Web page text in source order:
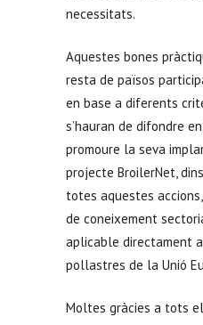
necessitats.
Aquestes bones
resta de països
en base a diferents
s’hauran de difondre
promoure la seva
projecte BroilerNet,
totes aquestes
de coneixement
aplicable directament
pollastres de la Unió
Moltes gràcies a tots